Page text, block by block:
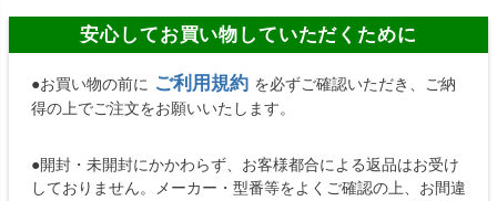
安心してお買い物していただくために
●お買い物の前に ご利用規約 を必ずご確認いただき、ご納
得の上でご注文をお願いいたします。
●開封・未開封にかかわらず、お客様都合による返品はお受け
しておりません。メーカー・型番等をよくご確認の上、お間違